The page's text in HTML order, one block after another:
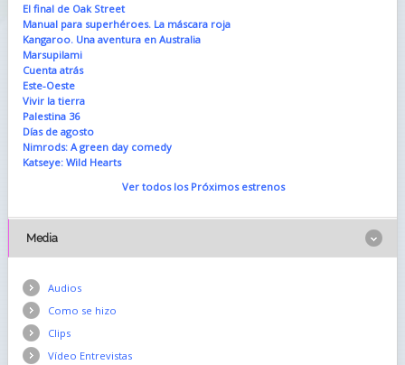
El final de Oak Street
Manual para superhéroes. La máscara roja
Kangaroo. Una aventura en Australia
Marsupilami
Cuenta atrás
Este-Oeste
Vivir la tierra
Palestina 36
Días de agosto
Nimrods: A green day comedy
Katseye: Wild Hearts
Ver todos los Próximos estrenos
Media
Audios
Como se hizo
Clips
Vídeo Entrevistas